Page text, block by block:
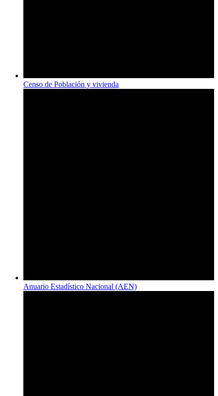
Censo de Población y vivienda
Anuario Estadístico Nacional (AEN)​